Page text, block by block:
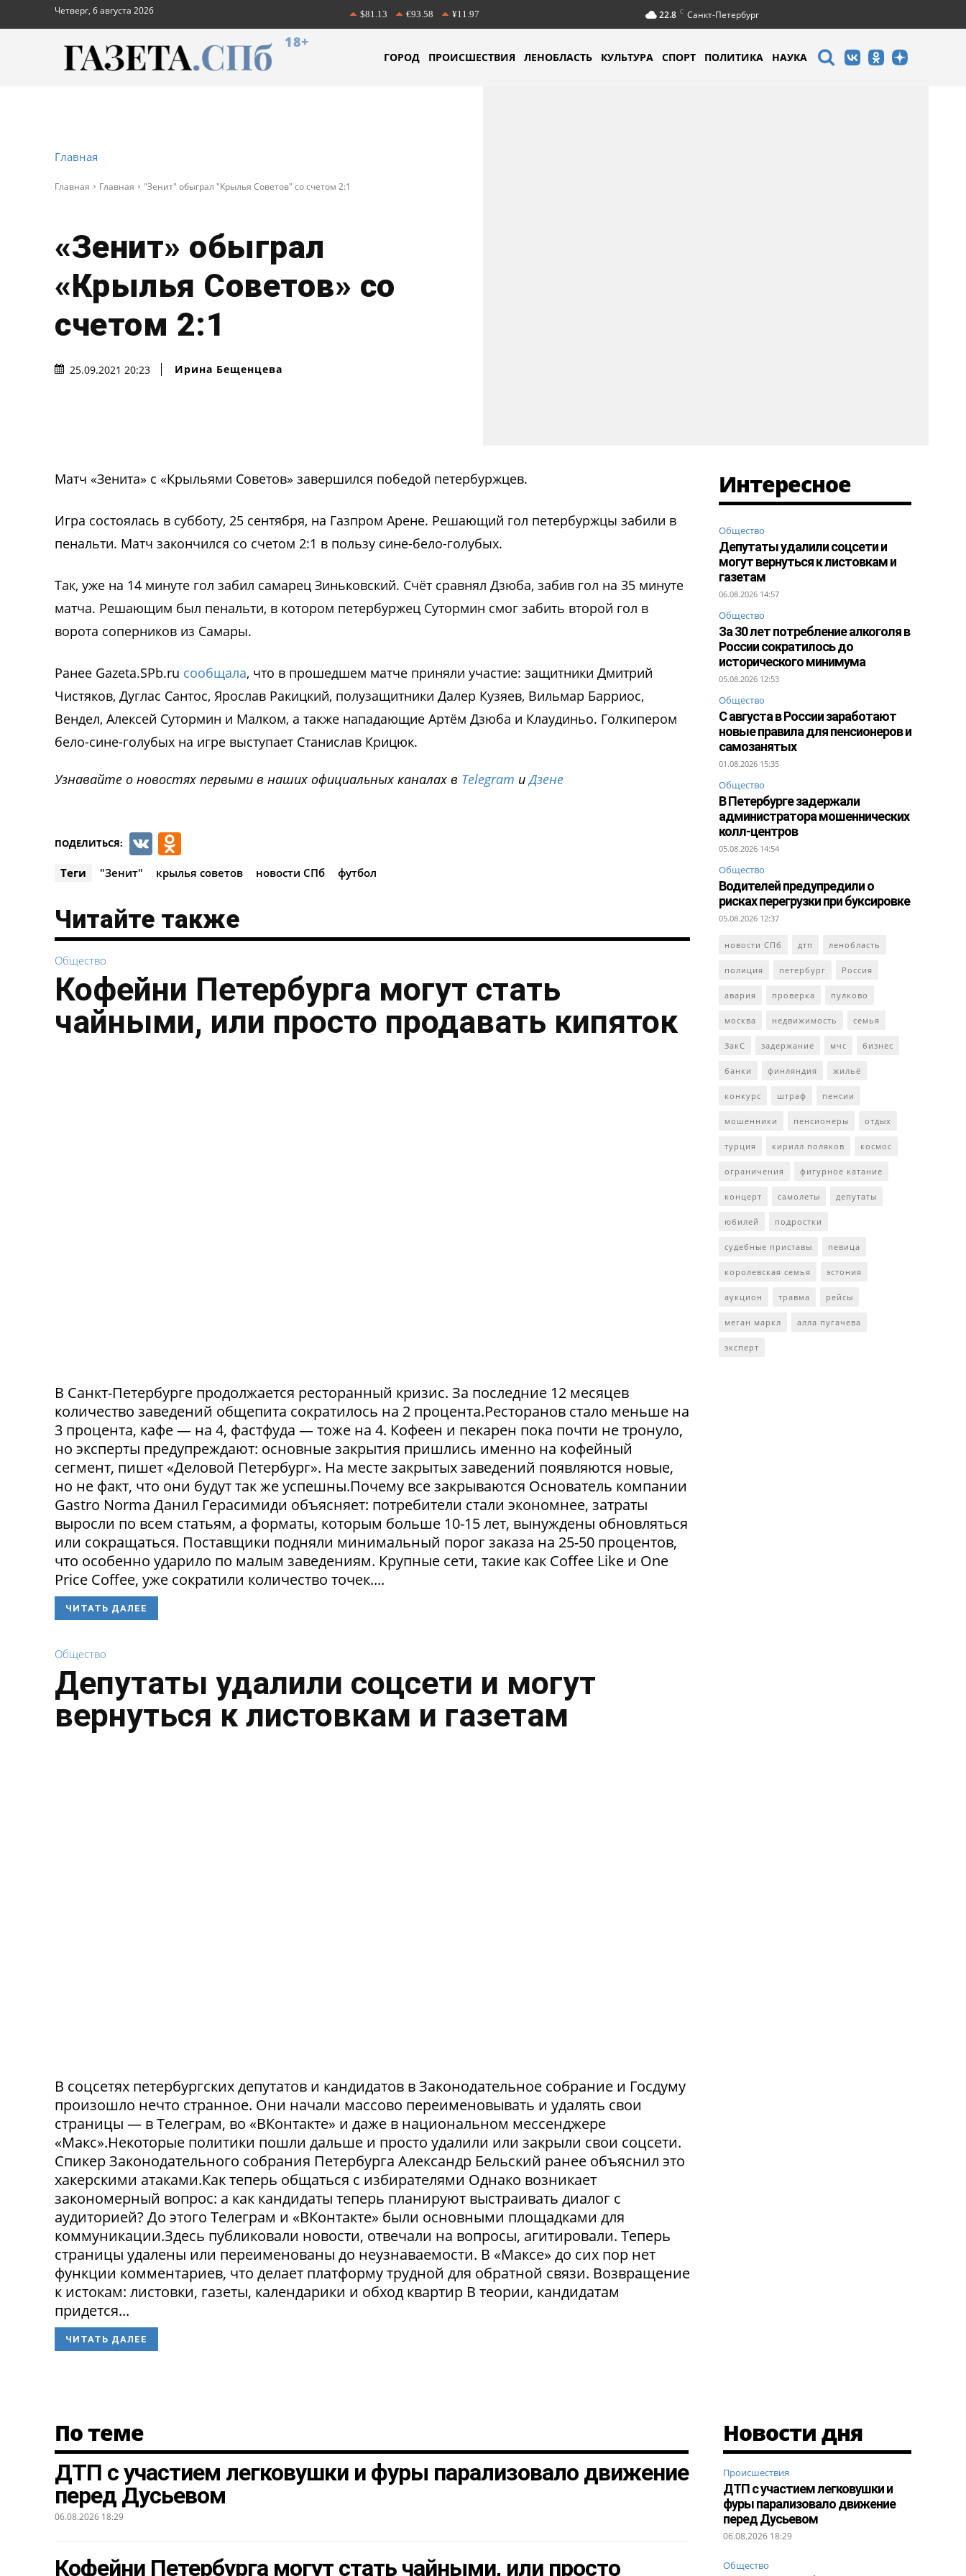
Четверг, 6 августа 2026 $81.13 €93.58 ¥11.97 22.8 C Санкт-Петербург
18+
ГОРОД ПРОИСШЕСТВИЯ ЛЕНОБЛАСТЬ КУЛЬТУРА СПОРТ ПОЛИТИКА НАУКА
Главная
Главная Главная "Зенит" обыграл "Крылья Советов" со счетом 2:1
«Зенит» обыграл
«Крылья Советов» со
счетом 2:1
25.09.2021 20:23 Ирина Бещенцева
Матч «Зенита» с «Крыльями Советов» завершился победой петербуржцев.
Игра состоялась в субботу, 25 сентября, на Газпром Арене. Решающий гол петербуржцы забили в
пенальти. Матч закончился со счетом 2:1 в пользу сине-бело-голубых.
Так, уже на 14 минуте гол забил самарец Зиньковский. Счёт сравнял Дзюба, забив гол на 35 минуте
матча. Решающим был пенальти, в котором петербуржец Сутормин смог забить второй гол в
ворота соперников из Самары.
Ранее Gazeta.SPb.ru сообщала, что в прошедшем матче приняли участие: защитники Дмитрий
Чистяков, Дуглас Сантос, Ярослав Ракицкий, полузащитники Далер Кузяев, Вильмар Барриос,
Вендел, Алексей Сутормин и Малком, а также нападающие Артём Дзюба и Клаудиньо. Голкипером
бело-сине-голубых на игре выступает Станислав Крицюк.
Узнавайте о новостях первыми в наших официальных каналах в Telegram иДзене
ПОДЕЛИТЬСЯ: VK
Теги "Зенит" крылья советов новости СПб футбол
Читайте также
Общество
Кофейни Петербурга могут стать
чайными, или просто продавать кипяток
В Санкт-Петербурге продолжается ресторанный кризис. За последние 12 месяцев
количество заведений общепита сократилось на 2 процента.Ресторанов стало меньше на
3 процента, кафе — на 4, фастфуда — тоже на 4. Кофеен и пекарен пока почти не тронуло,
но эксперты предупреждают: основные закрытия пришлись именно на кофейный
сегмент, пишет «Деловой Петербург». На месте закрытых заведений появляются новые,
но не факт, что они будут так же успешны.Почему все закрываются Основатель компании
Gastro Norma Данил Герасимиди объясняет: потребители стали экономнее, затраты
выросли по всем статьям, а форматы, которым больше 10-15 лет, вынуждены обновляться
или сокращаться. Поставщики подняли минимальный порог заказа на 25-50 процентов,
что особенно ударило по малым заведениям. Крупные сети, такие как Coffee Like и One
Price Coffee, уже сократили количество точек....
ЧИТАТЬ ДАЛЕЕ
Общество
Депутаты удалили соцсети и могут
вернуться к листовкам и газетам
В соцсетях петербургских депутатов и кандидатов в Законодательное собрание и Госдуму
произошло нечто странное. Они начали массово переименовывать и удалять свои
страницы — в Телеграм, во «ВКонтакте» и даже в национальном мессенджере
«Макс».Некоторые политики пошли дальше и просто удалили или закрыли свои соцсети.
Спикер Законодательного собрания Петербурга Александр Бельский ранее объяснил это
хакерскими атаками.Как теперь общаться с избирателями Однако возникает
закономерный вопрос: а как кандидаты теперь планируют выстраивать диалог с
аудиторией? До этого Телеграм и «ВКонтакте» были основными площадками для
коммуникации.Здесь публиковали новости, отвечали на вопросы, агитировали. Теперь
страницы удалены или переименованы до неузнаваемости. В «Максе» до сих пор нет
функции комментариев, что делает платформу трудной для обратной связи. Возвращение
к истокам: листовки, газеты, календарики и обход квартир В теории, кандидатам
придется...
ЧИТАТЬ ДАЛЕЕ
Интересное
Общество
Депутаты удалили соцсети и
могут вернуться к листовкам и
газетам
06.08.2026 14:57
Общество
За 30 лет потребление алкоголя в
России сократилось до
исторического минимума
05.08.2026 12:53
Общество
С августа в России заработают
новые правила для пенсионеров и
самозанятых
01.08.2026 15:35
Общество
В Петербурге задержали
администратора мошеннических
колл-центров
05.08.2026 14:54
Общество
Водителей предупредили о
рисках перегрузки при буксировке
05.08.2026 12:37
новости СПб дтп ленобласть
полиция петербург Россия
авария проверка пулково
москва недвижимость семья
ЗакС задержание мчс бизнес
банки финляндия жильё
конкурс штраф пенсии
мошенники пенсионеры отдых
турция кирилл поляков космос
ограничения фигурное катание
концерт самолеты депутаты
юбилей подростки
судебные приставы певица
королевская семья эстония
аукцион травма рейсы
меган маркл алла пугачева
эксперт
Новости дня
Происшествия
ДТП с участием легковушки и
фуры парализовало движение
перед Дусьевом
06.08.2026 18:29
Общество
По теме
ДТП с участием легковушки и фуры парализовало движение
перед Дусьевом
06.08.2026 18:29
Кофейни Петербурга могут стать чайными, или просто